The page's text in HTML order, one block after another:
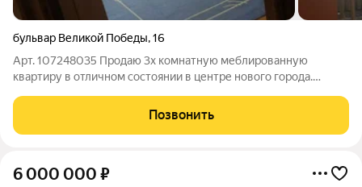
бульвар Великой Победы,16
Арт. 107248035 Продаю 3х комнатную меблированную
квартиру в отличном состоянии в центре нового города.
покрытие -натуральный паркет, межкомнатные двери-
натуральный дуб! Вся инфраструктура в двух шагах,
Позвонить
6 000 000 ₽